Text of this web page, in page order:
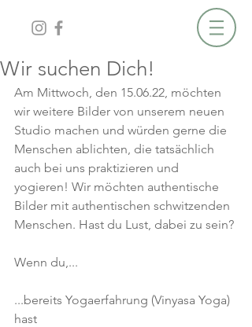
Wir suchen Dich!
Am Mittwoch, den 15.06.22, möchten
wir weitere Bilder von unserem neuen
Studio machen und würden gerne die
Menschen ablichten, die tatsächlich
auch bei uns praktizieren und
yogieren! Wir möchten authentische
Bilder mit authentischen schwitzenden
Menschen. Hast du Lust, dabei zu sein?
Wenn du,...
...bereits Yogaerfahrung (Vinyasa Yoga)
hast